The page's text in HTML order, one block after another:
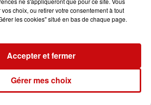
31 juillet 2026
trois mois de prison avec sursis...
31 juillet 2026
la 77e Foire aux vins de Colmar
ouvre ses portes pendant 10 jours
choix, ou retirer votre consentement à tout
les cookies" situé en bas de chaque page.
Gérer mes choix
Accepter et fermer